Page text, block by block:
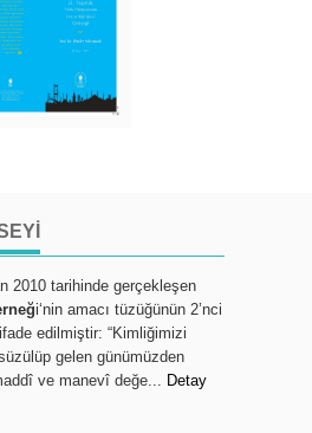
2010 tarihinde gerçekleşen
i‘nin amacı tüzüğünün 2’nci
edilmiştir: “Kimliğimizi
gelen günümüzden
ve manevî değe... Detay